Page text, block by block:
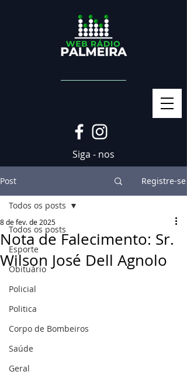
Siga - nos
Post Registre-se
Todos os posts
Esporte
Obituário
Policial
Politica
Corpo de Bombeiros
Saúde
Geral
Todos os posts
Nota de Falecimento: Sr.
Wilson José Dell Agnolo
8 de fev. de 2025